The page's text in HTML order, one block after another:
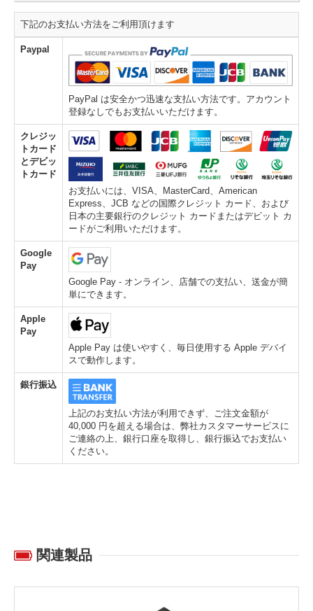
下記のお支払い方法をご利用頂けます
Paypal
PayPal は安全かつ迅速な支払い方法です。アカウント
登録なしでもお支払いいただけます。
クレジッ
トカード
とデビッ
トカード
お支払いには、VISA、MasterCard、American
Express、JCB などの国際クレジット カード、および
日本の主要銀行のクレジット カードまたはデビット カ
ードがご利用いただけます。
Google
Pay
Google Pay - オンライン、店舗での支払い、送金が簡
単にできます。
Apple
Pay
Apple Pay は使いやすく、毎日使用する Apple デバイ
スで動作します。
銀行振込
上記のお支払い方法が利用できず、ご注文金額が
40,000 円を超える場合は、弊社カスタマーサービスに
ご連絡の上、銀行口座を取得し、銀行振込でお支払い
ください。
関連製品